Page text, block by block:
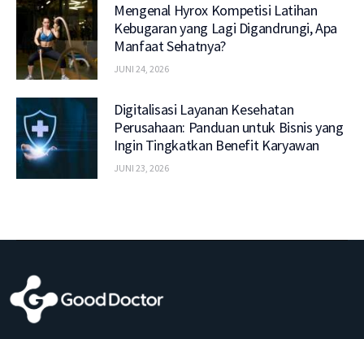
Mengenal Hyrox Kompetisi Latihan
Kebugaran yang Lagi Digandrungi, Apa
Manfaat Sehatnya?
JUNI 24, 2026
Digitalisasi Layanan Kesehatan
Perusahaan: Panduan untuk Bisnis yang
Ingin Tingkatkan Benefit Karyawan
JUNI 23, 2026